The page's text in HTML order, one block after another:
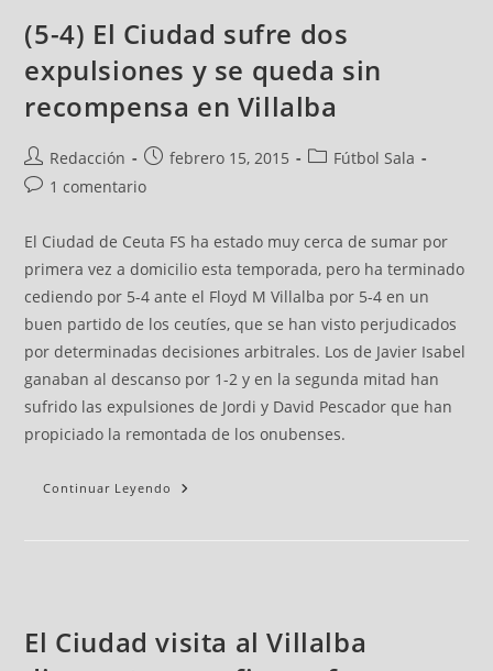
(5-4) El Ciudad sufre dos
expulsiones y se queda sin
recompensa en Villalba
Redacción febrero 15, 2015
Fútbol Sala
1 comentario
El Ciudad de Ceuta FS ha estado muy cerca de sumar por
primera vez a domicilio esta temporada, pero ha terminado
cediendo por 5-4 ante el Floyd M Villalba por 5-4 en un
buen partido de los ceutíes, que se han visto perjudicados
por determinadas decisiones arbitrales. Los de Javier Isabel
ganaban al descanso por 1-2 y en la segunda mitad han
sufrido las expulsiones de Jordi y David Pescador que han
propiciado la remontada de los onubenses.
Continuar Leyendo
El Ciudad visita al Villalba